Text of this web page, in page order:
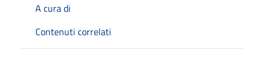
A cura di
Contenuti correlati